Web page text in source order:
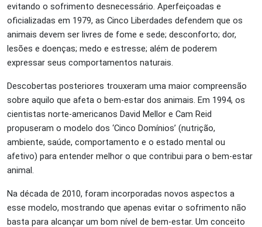
evitando o sofrimento desnecessário. Aperfeiçoadas e
oficializadas em 1979, as Cinco Liberdades defendem que os
animais devem ser livres de fome e sede; desconforto; dor,
lesões e doenças; medo e estresse; além de poderem
expressar seus comportamentos naturais.
Descobertas posteriores trouxeram uma maior compreensão
sobre aquilo que afeta o bem-estar dos animais. Em 1994, os
cientistas norte-americanos David Mellor e Cam Reid
propuseram o modelo dos ‘Cinco Domínios’ (nutrição,
ambiente, saúde, comportamento e o estado mental ou
afetivo) para entender melhor o que contribui para o bem-estar
animal.
Na década de 2010, foram incorporadas novos aspectos a
esse modelo, mostrando que apenas evitar o sofrimento não
basta para alcançar um bom nível de bem-estar. Um conceito